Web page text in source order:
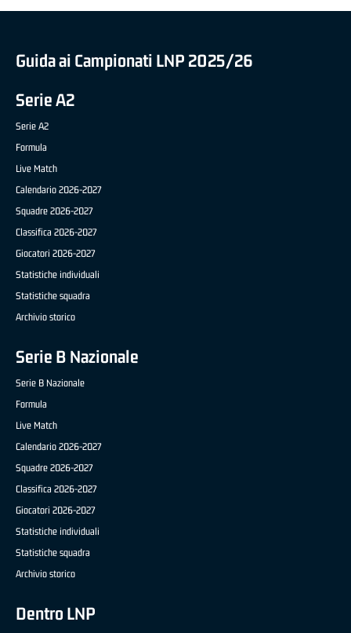
Guida ai Campionati LNP 2025/26
Serie A2
Serie A2
Formula
Live Match
Calendario 2026-2027
Squadre 2026-2027
Classifica 2026-2027
Giocatori 2026-2027
Statistiche individuali
Statistiche squadra
Archivio storico
Serie B Nazionale
Serie B Nazionale
Formula
Live Match
Calendario 2026-2027
Squadre 2026-2027
Classifica 2026-2027
Giocatori 2026-2027
Statistiche individuali
Statistiche squadra
Archivio storico
Dentro LNP